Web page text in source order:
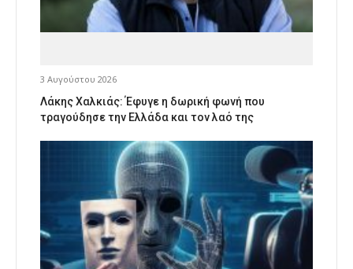
3 Αυγούστου 2026
Λάκης Χαλκιάς: Έφυγε η δωρική φωνή που
τραγούδησε την Ελλάδα και τον λαό της